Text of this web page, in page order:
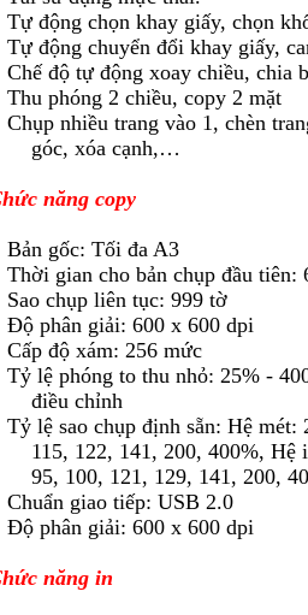
động chọn khay giấy, chọn
động chuyển đổi khay giấy,
hế độ tự động xoay chiều, chia
phóng 2 chiều, copy 2 mặt
nhiều trang vào 1, chèn
góc, xóa cạnh,…
năng copy
gốc: Tối đa A3
gian cho bản chụp đầu tiên:
chụp liên tục: 999 tờ
phân giải: 600 x 600 dpi
độ xám: 256 mức
lệ phóng to thu nhỏ: 25% -
điều chỉnh
lệ sao chụp định sẵn: Hệ mét:
115, 122, 141, 200, 400%, Hệ
95, 100, 121, 129, 141, 200,
giao tiếp: USB 2.0
phân giải: 600 x 600 dpi
năng in